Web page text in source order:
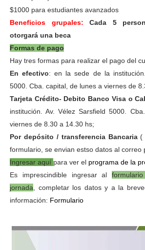
$1000 para estudiantes avanzados
Beneficios grupales:
Cada 5
otorgará una beca
Formas de pago
Hay tres formas para realizar el pago del
En efectivo: en la sede de la
5000. Cba. capital, de lunes a viernes de
Tarjeta Crédito- Debito Banco Visa o
institución. Av. Vélez Sarsfield 5000.
viernes de 8.30 a 14.30 hs;
Por depósito / transferencia Bancaria(
formulario, se envian estso datos al correo
Ingresar aquí para ver el programa de la
Es imprescindible ingresar al
jornada , completar los datos y a la
información: Formulario